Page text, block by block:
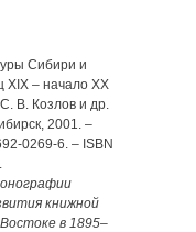
Сибири и
XIX – начало ХХ
В. Козлов и др.
2001. –
0269-6. – ISBN
книжной
в 1895–